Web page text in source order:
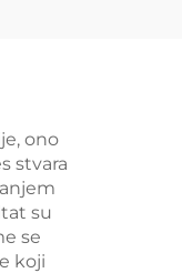
ono
stvara
su
se
koji